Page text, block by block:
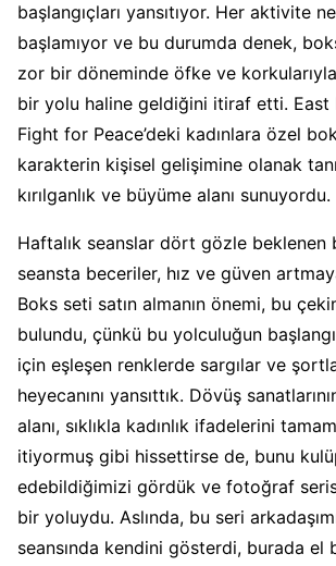
başlangıçları yansıtıyor. Her aktivite
başlamıyor ve bu durumda denek,
zor bir döneminde öfke ve korkularıyla
bir yolu haline geldiğini itiraf etti. East
Fight for Peace’deki kadınlara özel
karakterin kişisel gelişimine olanak
kırılganlık ve büyüme alanı sunuyordu.
Haftalık seanslar dört gözle beklenen
seansta beceriler, hız ve güven
Boks seti satın almanın önemi, bu
bulundu, çünkü bu yolculuğun
için eşleşen renklerde sargılar ve
heyecanını yansıttık. Dövüş
alanı, sıklıkla kadınlık ifadelerini
itiyormuş gibi hissettirse de, bunu
edebildiğimizi gördük ve fotoğraf
bir yoluydu. Aslında, bu seri
seansında kendini gösterdi, burada el